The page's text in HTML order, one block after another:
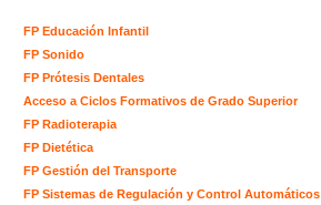
FP Educación Infantil
FP Sonido
FP Prótesis Dentales
Acceso a Ciclos Formativos de Grado Superior
FP Radioterapia
FP Dietética
FP Gestión del Transporte
FP Sistemas de Regulación y Control Automáticos